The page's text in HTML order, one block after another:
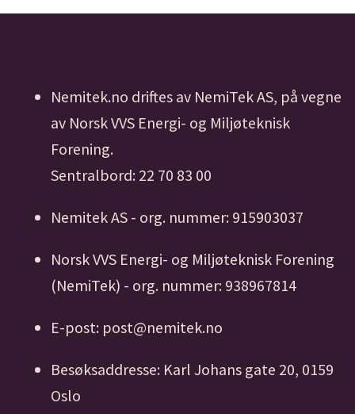
Nemitek.no driftes av NemiTek AS, på vegne
av Norsk VVS Energi- og Miljøteknisk
Forening.
Sentralbord: 22 70 83 00
Nemitek AS - org. nummer: 915903037
Norsk VVS Energi- og Miljøteknisk Forening
(NemiTek) - org. nummer: 938967814
E-post: post@nemitek.no
Besøksaddresse: Karl Johans gate 20, 0159
Oslo